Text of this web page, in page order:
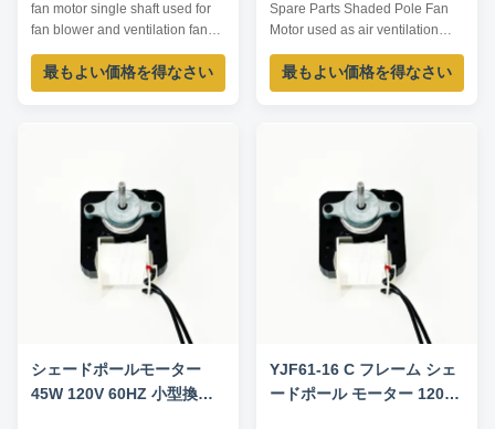
fan motor single shaft used for
fan blower and ventilation fan
Technical Parameters: Note:
Listed are representative
motors, only for reference,
Output Power /W ...
最もよい価格を得なさい
Spare Parts Shaded Pole Fan
Motor used as air ventilation
Technical Parameters: Model
Output power /W Voltage /V
Frequency /Hz Rated current /A
Note: Listed are ...
最もよい価格を得なさい
シェードポールモーター
45W 120V 60HZ 小型換気
YJF61-16 C フレーム シェ
ードポール モーター 120v